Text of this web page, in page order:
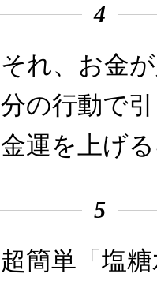
4
それ、お金
分の行動で
金運を上げ
5
超簡単「塩